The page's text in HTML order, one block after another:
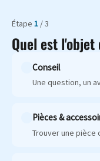
Étape 1 / 3
Quel est
Conseil
Une question, un
Pièces &
Trouver une pièce